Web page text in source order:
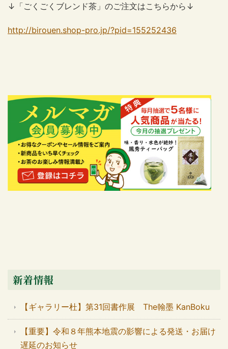
↓「ごくごくブレンド茶」のご注文はこちらから↓
http://birouen.shop-pro.jp/?pid=155252436
新着情報
【ギャラリー杜】第31回書作展 The翰墨 KanBoku
【重要】令和８年熊本地震の影響による発送・お届け
遅延のお知らせ